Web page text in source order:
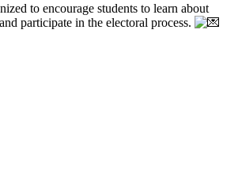
to encourage students to learn about
participate in the electoral process.